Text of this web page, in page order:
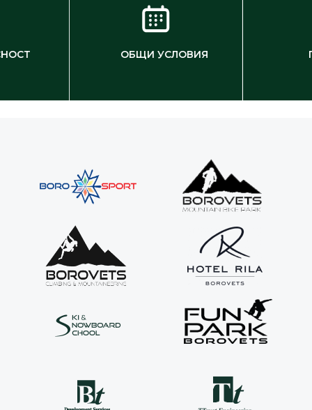
ОБЩИ УСЛОВИЯ